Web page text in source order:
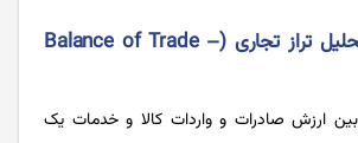
عوامل موثر در تحلیل تراز تجاری (Balance of Trade –
بین ارزش صادرات و واردات کالا و خدمات یک